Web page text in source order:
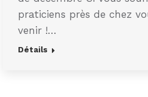
praticiens près de chez
venir !…
Détails